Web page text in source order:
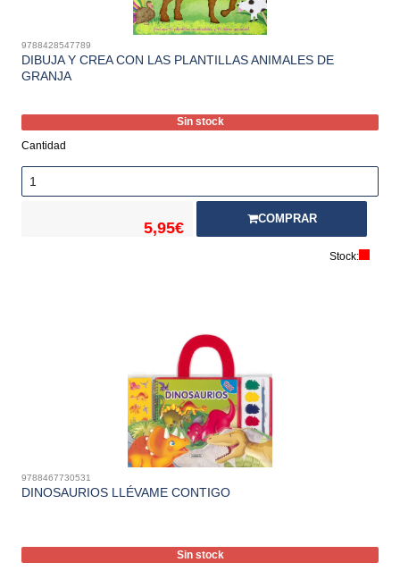
9788428547789
DIBUJA Y CREA CON LAS PLANTILLAS ANIMALES DE
GRANJA
Sin stock
Cantidad
5,95€
COMPRAR
Stock:
9788467730531
DINOSAURIOS LLÉVAME CONTIGO
Sin stock